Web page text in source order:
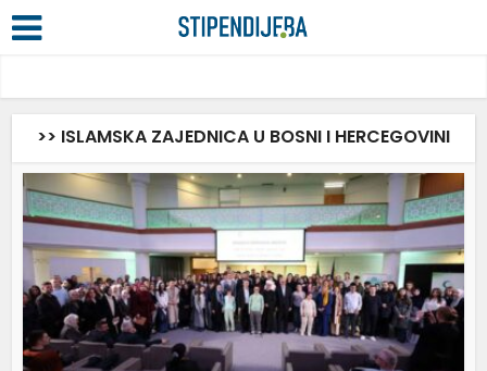
>> ISLAMSKA ZAJEDNICA U BOSNI I HERCEGOVINI